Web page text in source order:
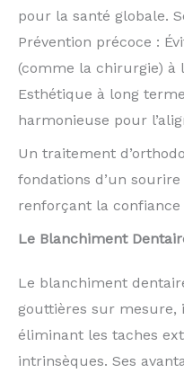
pour la santé globale.
Prévention précoce :
(comme la chirurgie) à
Esthétique à long
harmonieuse pour
Un traitement
fondations d’un
renforçant la
Le Blanchiment
Le blanchiment
gouttières sur
éliminant les taches
intrinsèques. Ses